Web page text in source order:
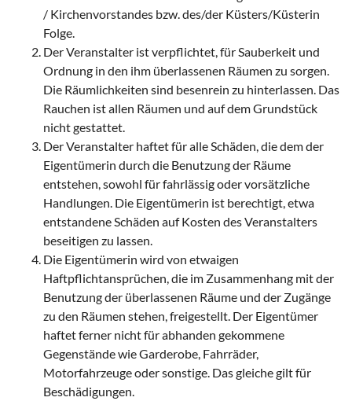
/ Kirchenvorstandes bzw. des/der Küsters/Küsterin
Folge.
Der Veranstalter ist verpflichtet, für Sauberkeit und
Ordnung in den ihm überlassenen Räumen zu sorgen.
Die Räumlichkeiten sind besenrein zu hinterlassen. Das
Rauchen ist allen Räumen und auf dem Grundstück
nicht gestattet.
Der Veranstalter haftet für alle Schäden, die dem der
Eigentümerin durch die Benutzung der Räume
entstehen, sowohl für fahrlässig oder vorsätzliche
Handlungen. Die Eigentümerin ist berechtigt, etwa
entstandene Schäden auf Kosten des Veranstalters
beseitigen zu lassen.
Die Eigentümerin wird von etwaigen
Haftpflichtansprüchen, die im Zusammenhang mit der
Benutzung der überlassenen Räume und der Zugänge
zu den Räumen stehen, freigestellt. Der Eigentümer
haftet ferner nicht für abhanden gekommene
Gegenstände wie Garderobe, Fahrräder,
Motorfahrzeuge oder sonstige. Das gleiche gilt für
Beschädigungen.